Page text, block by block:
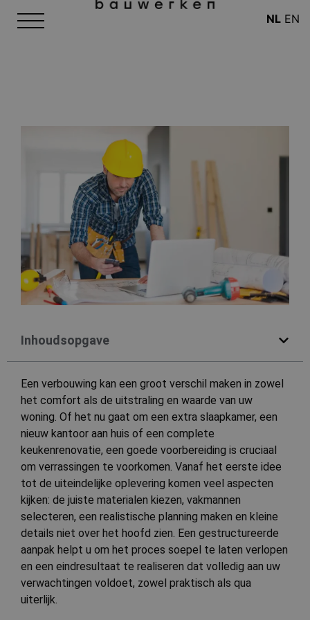
Inhoudsopgave
Een verbouwing kan een groot verschil maken in zowel
het comfort als de uitstraling en waarde van uw
woning. Of het nu gaat om een extra slaapkamer, een
nieuw kantoor aan huis of een complete
keukenrenovatie, een goede voorbereiding is cruciaal
om verrassingen te voorkomen. Vanaf het eerste idee
tot de uiteindelijke oplevering komen veel aspecten
kijken: de juiste materialen kiezen, vakmannen
selecteren, een realistische planning maken en kleine
details niet over het hoofd zien. Een gestructureerde
aanpak helpt u om het proces soepel te laten verlopen
en een eindresultaat te realiseren dat volledig aan uw
verwachtingen voldoet, zowel praktisch als qua
uiterlijk.
NL EN